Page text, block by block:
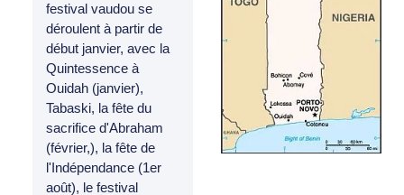
festival vaudou se
déroulent à partir de
début janvier, avec la
Quintessence à
Ouidah (janvier),
Tabaski, la fête du
sacrifice d'Abraham
(février,), la fête de
l'Indépendance (1er
août), le festival